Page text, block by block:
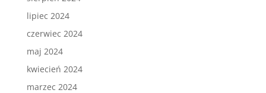
lipiec 2024
czerwiec 2024
maj 2024
kwiecień 2024
marzec 2024